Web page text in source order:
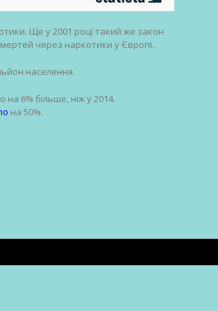
Ще у 2001 році такий же закон
через наркотики у Європі.
населення.
на 6% більше, ніж у 2014.
на 50%.